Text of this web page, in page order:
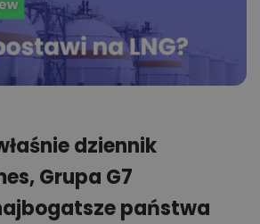
dziennik
Grupa G7
państwa